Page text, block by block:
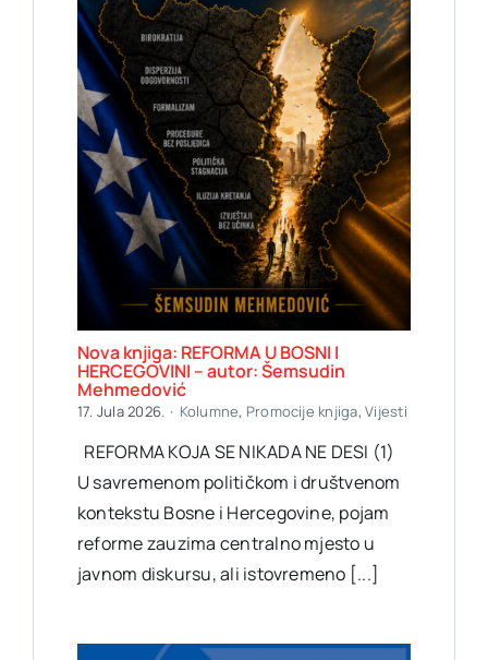
Nova knjiga: REFORMA U BOSNI I
HERCEGOVINI – autor: Šemsudin
Mehmedović
17. Jula 2026. · Kolumne, Promocije knjiga,Vijesti
REFORMA KOJA SE NIKADA NE DESI (1)
U savremenom političkom i društvenom
kontekstu Bosne i Hercegovine, pojam
reforme zauzima centralno mjesto u
javnom diskursu, ali istovremeno [...]